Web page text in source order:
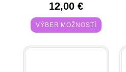
12,00 €
VÝBER MOŽNOSTÍ